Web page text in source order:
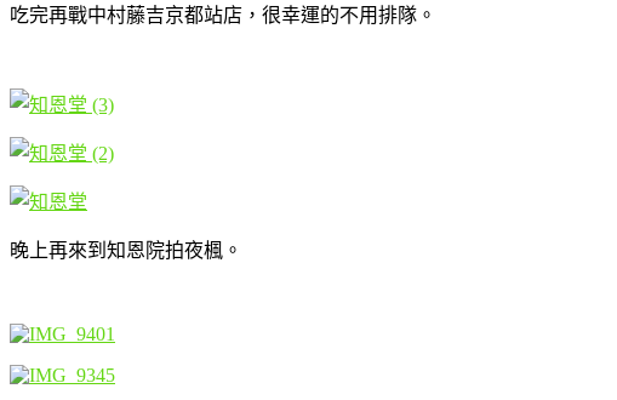
吃完再戰中村藤吉京都站店，很幸運的不用排隊。
晚上再來到知恩院拍夜楓。